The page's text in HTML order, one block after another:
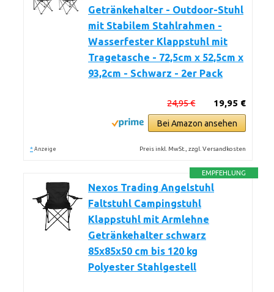
Getränkehalter - Outdoor-Stuhl
mit Stabilem Stahlrahmen -
Wasserfester Klappstuhl mit
Tragetasche - 72,5cm x 52,5cm x
93,2cm - Schwarz - 2er Pack
19,95 €
24,95 €
Bei Amazon ansehen
* Anzeige Preis inkl. MwSt., zzgl. Versandkosten
EMPFEHLUNG
Nexos Trading Angelstuhl
Faltstuhl Campingstuhl
Klappstuhl mit Armlehne
Getränkehalter schwarz
85x85x50 cm bis 120 kg
Polyester Stahlgestell